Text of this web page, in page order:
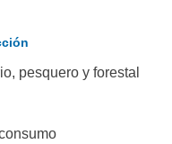
pesquero y forestal